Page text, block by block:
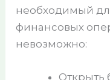
необходимый
финансовых
невозможно:
Открыть